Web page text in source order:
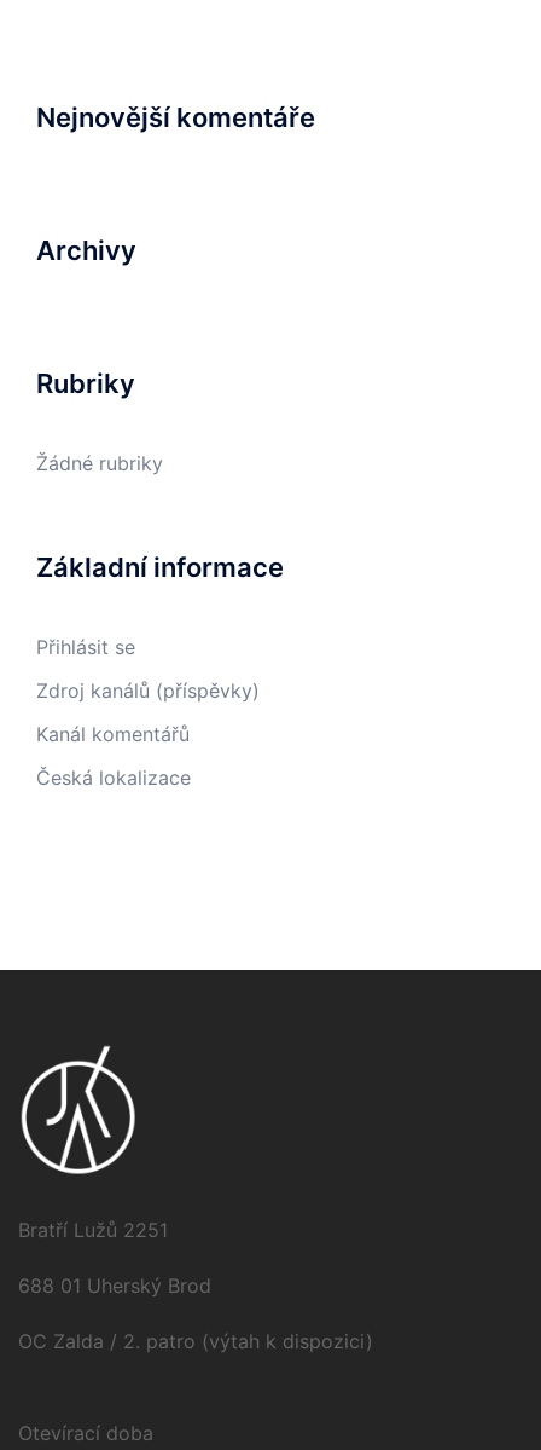
Nejnovější komentáře
Archivy
Rubriky
Žádné rubriky
Základní informace
Přihlásit se
Zdroj kanálů (příspěvky)
Kanál komentářů
Česká lokalizace
Bratří Lužů 2251
688 01 Uherský Brod
OC Zalda / 2. patro (výtah k dispozici)
Otevírací doba